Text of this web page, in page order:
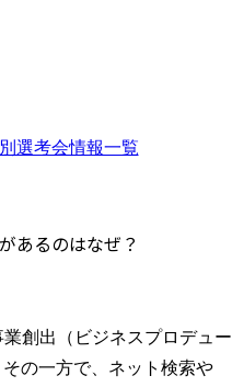
選考会情報一覧
あるのはなぜ？
創出（ビジネスプロデュー
の一方で、ネット検索や